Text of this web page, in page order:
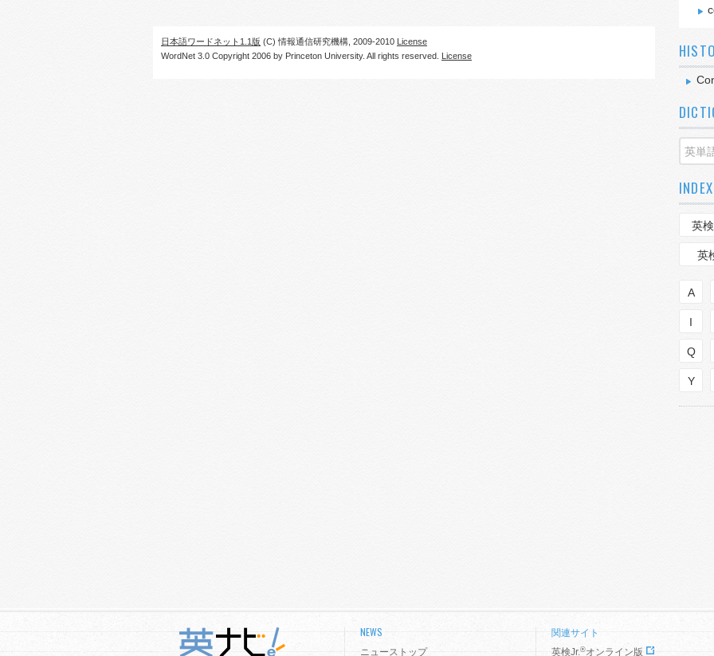
日本語ワードネット1.1版 (C) 情報通信研究機構, 2009-2010 License
WordNet 3.0 Copyright 2006 by Princeton University. All rights reserved. License
INDEX
英
英
A
I
Q
Y
NEWS
ニューストップ
関連サイト
英検Jr.®オンライン版